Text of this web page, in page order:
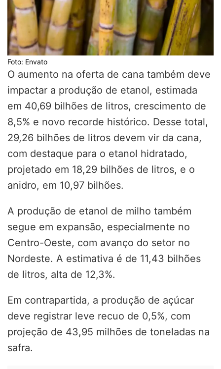
Foto: Envato
O aumento na oferta de cana também deve
impactar a produção de etanol, estimada
em 40,69 bilhões de litros, crescimento de
8,5% e novo recorde histórico. Desse total,
29,26 bilhões de litros devem vir da cana,
com destaque para o etanol hidratado,
projetado em 18,29 bilhões de litros, e o
anidro, em 10,97 bilhões.
A produção de etanol de milho também
segue em expansão, especialmente no
Centro-Oeste, com avanço do setor no
Nordeste. A estimativa é de 11,43 bilhões
de litros, alta de 12,3%.
Em contrapartida, a produção de açúcar
deve registrar leve recuo de 0,5%, com
projeção de 43,95 milhões de toneladas na
safra.